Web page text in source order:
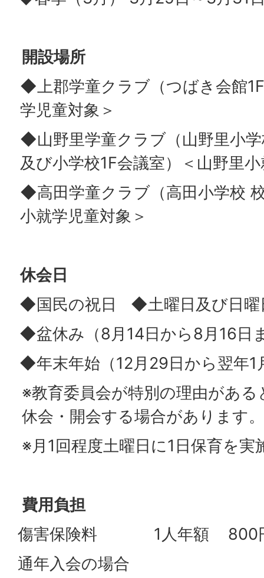
開設場所
◆上郡学童クラブ（つばき会館
学児童対象＞
◆山野里学童クラブ（山野里小
及び小学校1F会議室）＜山野里
◆高田学童クラブ（高田小学校
小就学児童対象＞
休会日
◆国民の祝日 ◆土曜日及び日曜
◆盆休み（8月14日から8月16日
◆年末年始（12月29日から翌年1
※教育委員会が特別の理由があ
休会・開会する場合があります。
※月1回程度土曜日に1日保育を実
費用負担
傷害保険料 1人年額 800
通年入会の場合